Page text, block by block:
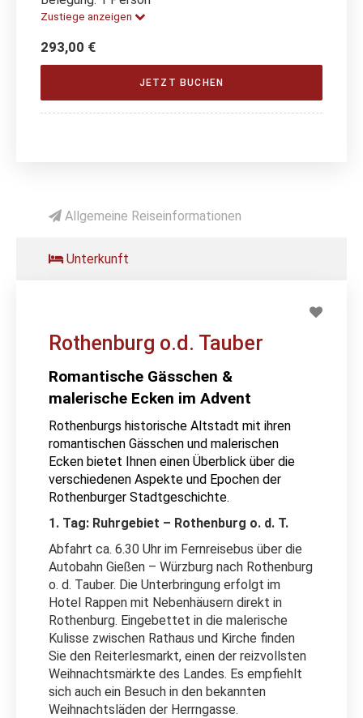
Zustiege anzeigen
293,00 €
JETZT BUCHEN
Allgemeine Reiseinformationen
Unterkunft
Rothenburg o.d. Tauber
Romantische Gässchen &
malerische Ecken im Advent
Rothenburgs historische Altstadt mit ihren
romantischen Gässchen und malerischen
Ecken bietet Ihnen einen Überblick über die
verschiedenen Aspekte und Epochen der
Rothenburger Stadtgeschichte.
1. Tag: Ruhrgebiet – Rothenburg o. d. T.
Abfahrt ca. 6.30 Uhr im Fernreisebus über die
Autobahn Gießen – Würzburg nach Rothenburg
o. d. Tauber. Die Unterbringung erfolgt im
Hotel Rappen mit Nebenhäusern direkt in
Rothenburg. Eingebettet in die malerische
Kulisse zwischen Rathaus und Kirche finden
Sie den Reiterlesmarkt, einen der reizvollsten
Weihnachtsmärkte des Landes. Es empfiehlt
sich auch ein Besuch in den bekannten
Weihnachtsläden der Herrngasse.